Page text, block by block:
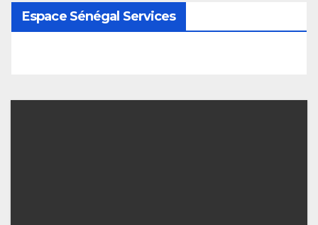
Espace Sénégal Services